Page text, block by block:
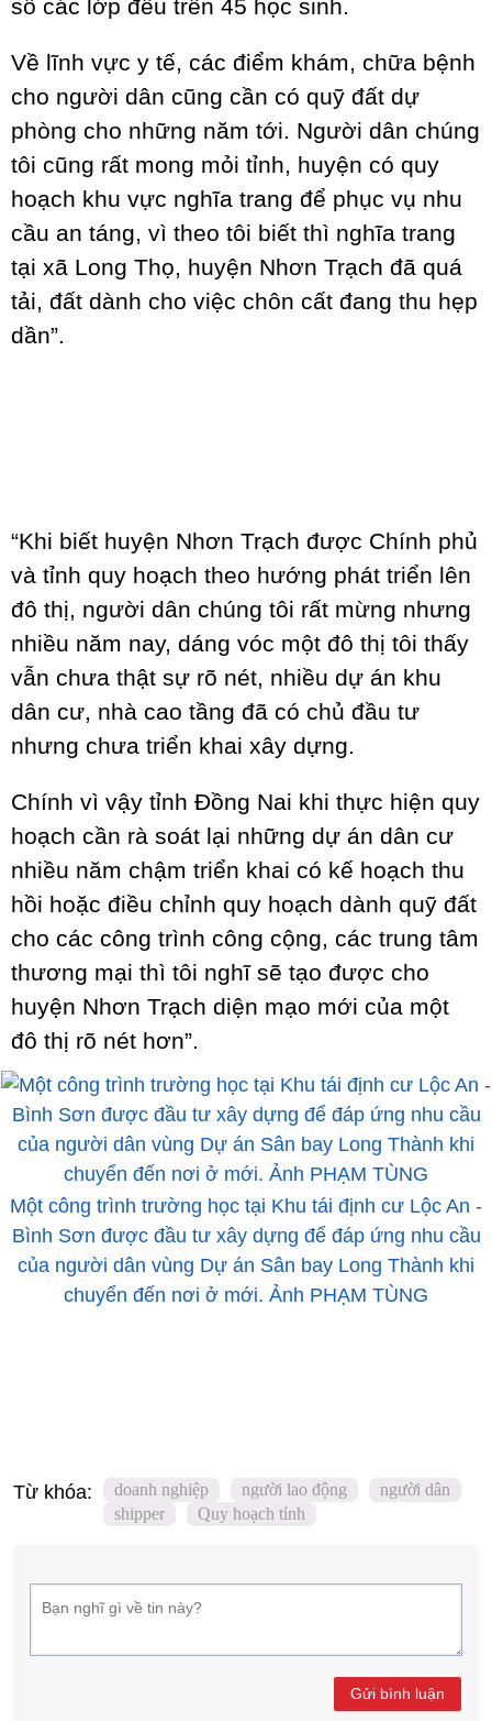
số các lớp đều trên 45 học sinh.
Về lĩnh vực y tế, các điểm khám, chữa bệnh
cho người dân cũng cần có quỹ đất dự
phòng cho những năm tới. Người dân chúng
tôi cũng rất mong mỏi tỉnh, huyện có quy
hoạch khu vực nghĩa trang để phục vụ nhu
cầu an táng, vì theo tôi biết thì nghĩa trang
tại xã Long Thọ, huyện Nhơn Trạch đã quá
tải, đất dành cho việc chôn cất đang thu hẹp
dần”.
“Khi biết huyện Nhơn Trạch được Chính phủ
và tỉnh quy hoạch theo hướng phát triển lên
đô thị, người dân chúng tôi rất mừng nhưng
nhiều năm nay, dáng vóc một đô thị tôi thấy
vẫn chưa thật sự rõ nét, nhiều dự án khu
dân cư, nhà cao tầng đã có chủ đầu tư
nhưng chưa triển khai xây dựng.
Chính vì vậy tỉnh Đồng Nai khi thực hiện quy
hoạch cần rà soát lại những dự án dân cư
nhiều năm chậm triển khai có kế hoạch thu
hồi hoặc điều chỉnh quy hoạch dành quỹ đất
cho các công trình công cộng, các trung tâm
thương mại thì tôi nghĩ sẽ tạo được cho
huyện Nhơn Trạch diện mạo mới của một
đô thị rõ nét hơn”.
Một công trình trường học tại Khu tái định cư Lộc An -
Bình Sơn được đầu tư xây dựng để đáp ứng nhu cầu
của người dân vùng Dự án Sân bay Long Thành khi
chuyển đến nơi ở mới. Ảnh PHẠM TÙNG
Từ khóa: doanh nghiệp người lao động
người dân
shipper
Quy hoạch tỉnh
Gửi bình luận